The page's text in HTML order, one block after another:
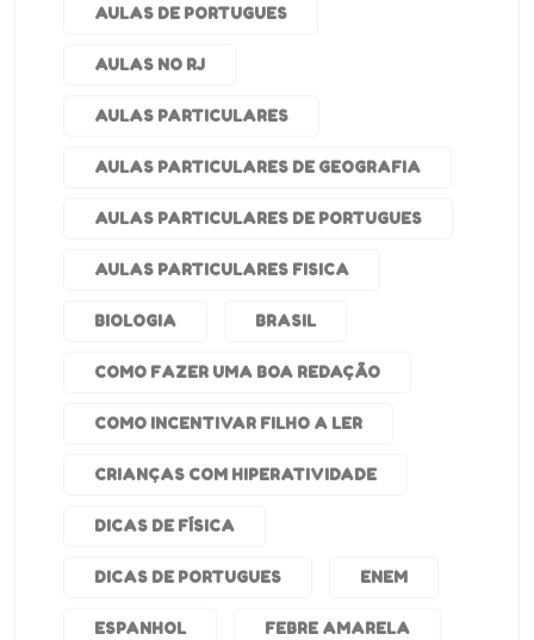
AULAS DE PORTUGUES
AULAS NO RJ
AULAS PARTICULARES
AULAS PARTICULARES DE GEOGRAFIA
AULAS PARTICULARES DE PORTUGUES
AULAS PARTICULARES FISICA
BIOLOGIA BRASIL
COMO FAZER UMA BOA REDAÇÃO
COMO INCENTIVAR FILHO A LER
CRIANÇAS COM HIPERATIVIDADE
DICAS DE FÍSICA
DICAS DE PORTUGUES ENEM
ESPANHOL FEBRE AMARELA